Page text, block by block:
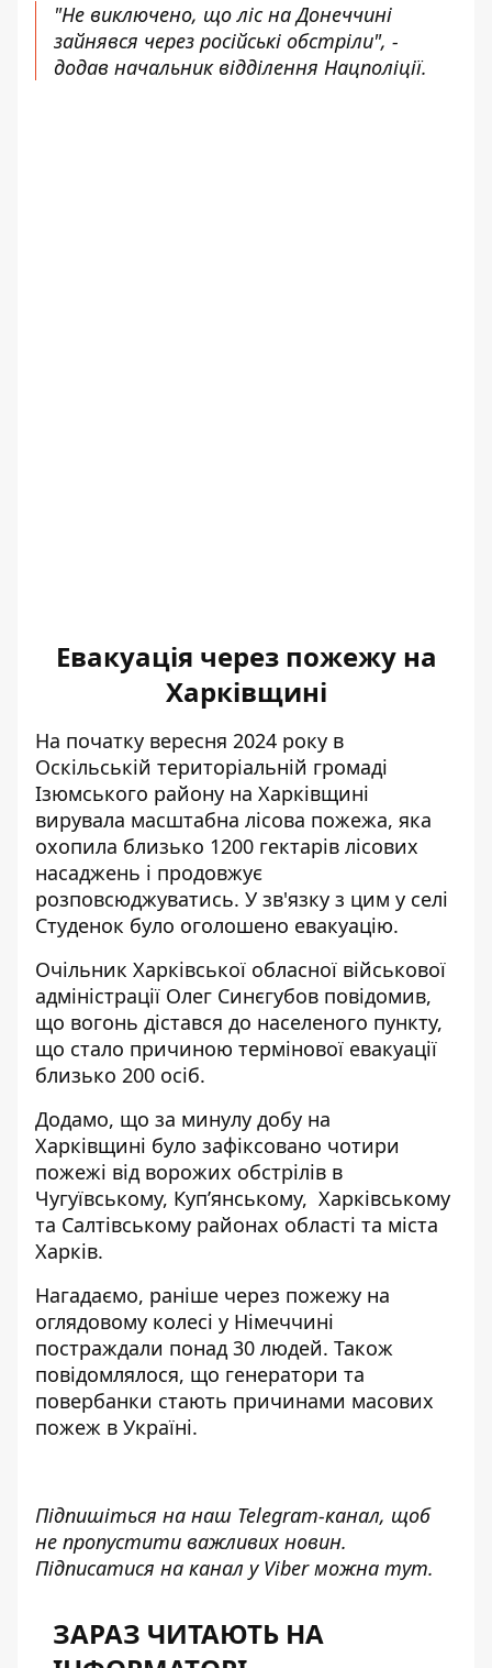
"Не виключено, що ліс на Донеччині
зайнявся через російські обстріли", -
додав начальник відділення Нацполіції.
Евакуація через пожежу на
Харківщині
На початку вересня 2024 року в
Оскільській територіальній громаді
Ізюмського району на Харківщині
вирувала масштабна лісова пожежа, яка
охопила близько 1200 гектарів лісових
насаджень і продовжує
розповсюджуватись. У зв'язку з цим у селі
Студенок було оголошено евакуацію.
Очільник Харківської обласної військової
адміністрації Олег Синєгубов повідомив,
що вогонь дістався до населеного пункту,
що стало причиною термінової евакуації
близько 200 осіб.
Додамо, що за минулу добу на
Харківщині було зафіксовано чотири
пожежі від ворожих обстрілів в
Чугуївському, Куп’янському, Харківському
та Салтівському районах області та міста
Харків.
Нагадаємо, раніше через пожежу на
оглядовому колесі у Німеччині
постраждали понад 30 людей. Також
повідомлялося, що генератори та
повербанки стають причинами масових
пожеж в Україні.
Підпишіться на наш Telegram-канал, щоб
не пропустити важливих новин.
Підписатися на канал у Viber можна тут.
ЗАРАЗ ЧИТАЮТЬ НА